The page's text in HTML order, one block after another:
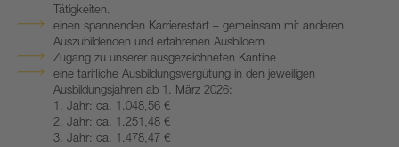
Tätigkeiten.
einen spannenden Karrierestart – gemeinsam mit anderen
Auszubildenden und erfahrenen Ausbildern
Zugang zu unserer ausgezeichneten Kantine
eine tarifliche Ausbildungsvergütung in den jeweiligen
Ausbildungsjahren ab 1. März 2026:
1. Jahr: ca. 1.048,56 €
2. Jahr: ca. 1.251,48 €
3. Jahr: ca. 1.478,47 €